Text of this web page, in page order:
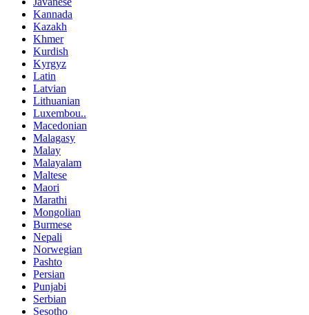
Kannada
Kazakh
Khmer
Kurdish
Kyrgyz
Latin
Latvian
Lithuanian
Luxembou..
Macedonian
Malagasy
Malay
Malayalam
Maltese
Maori
Marathi
Mongolian
Burmese
Nepali
Norwegian
Pashto
Persian
Punjabi
Serbian
Sesotho